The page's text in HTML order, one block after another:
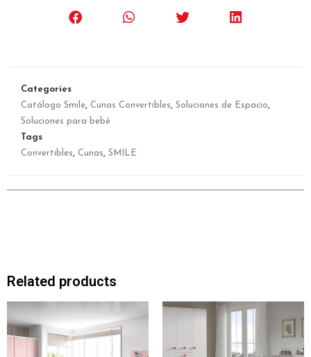
Categories
Catálogo Smile, Cunas Convertibles, Soluciones de Espacio,
Soluciones para bebé
Tags
Convertibles, Cunas, SMILE
Related products